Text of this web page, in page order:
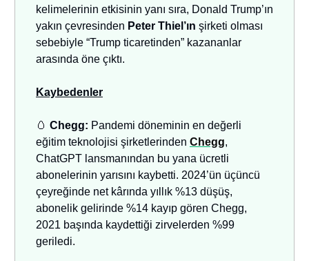
kelimelerinin etkisinin yanı sıra, Donald Trump’ın
yakın çevresinden Peter Thiel’ın şirketi olması
sebebiyle “Trump ticaretinden” kazananlar
arasında öne çıktı.
Kaybedenler
🥚 Chegg: Pandemi döneminin en değerli
eğitim teknolojisi şirketlerinden Chegg,
ChatGPT lansmanından bu yana ücretli
abonelerinin yarısını kaybetti. 2024’ün üçüncü
çeyreğinde net kârında yıllık %13 düşüş,
abonelik gelirinde %14 kayıp gören Chegg,
2021 başında kaydettiği zirvelerden %99
geriledi.